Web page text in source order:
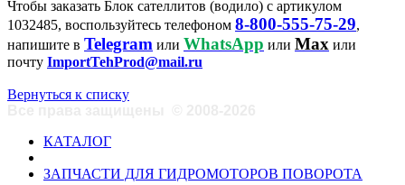
Чтобы заказать Блок сателлитов (водило) с артикулом
1032485, воспользуйтесь телефоном 8-800-555-75-29,
напишите в Telegram или WhatsApp или Max или
почту ImportTehProd@mail.ru
Вернуться к списку
КАТАЛОГ
ЗАПЧАСТИ ДЛЯ ГИДРОМОТОРОВ ПОВОРОТА